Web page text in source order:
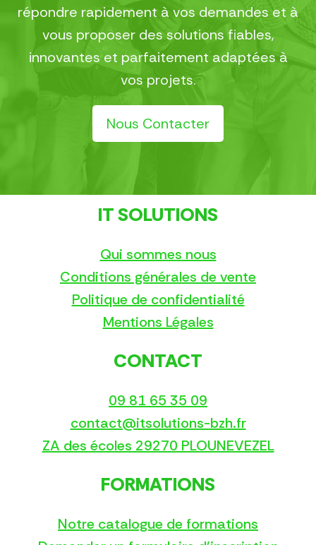
répondre rapidement à vos demandes et à
vous proposer des solutions fiables,
innovantes et parfaitement adaptées à
vos projets.
Nous Contacter
IT SOLUTIONS
Qui sommes nous
Conditions générales de vente
Politique de confidentialité
Mentions Légales
CONTACT
09 81 65 35 09
contact@itsolutions-bzh.fr
ZA des écoles 29270 PLOUNEVEZEL
FORMATIONS
Notre catalogue de formations